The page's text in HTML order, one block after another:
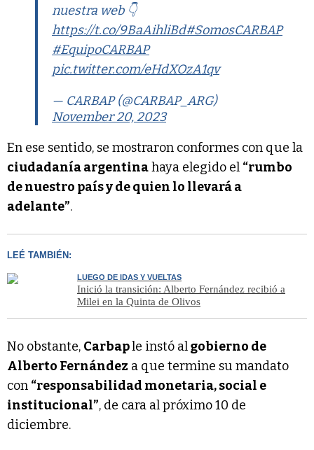
nuestra web 👇
https://t.co/9BaAihliBd#SomosCARBAP
#EquipoCARBAP
pic.twitter.com/eHdXOzA1qv
— CARBAP (@CARBAP_ARG)
November 20, 2023
En ese sentido, se mostraron conformes con que la
ciudadanía argentinahaya elegido el “rumbo
de nuestro país y de quien lo llevará a
adelante”.
LEÉ TAMBIÉN:
LUEGO DE IDAS Y VUELTAS
Inició la transición: Alberto Fernández recibió a
Milei en la Quinta de Olivos
No obstante, Carbaple instó algobierno de
Alberto Fernández a que termine su mandato
con “responsabilidad monetaria, social e
institucional”, de cara al próximo 10 de
diciembre.